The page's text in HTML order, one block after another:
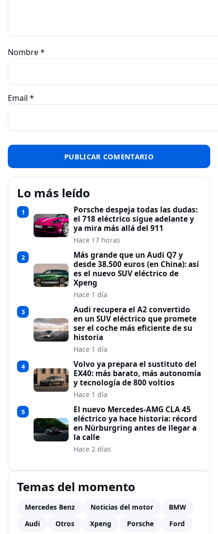
Nombre*
Email *
Lo más leído
1
Porsche despeja todas las dudas:
el 718 eléctrico sigue adelante y
ya mira más allá del 911
Hace 17 horas
2
Más grande que un Audi Q7 y
desde 38.500 euros (en China): así
es el nuevo SUV eléctrico de
Xpeng
Hace 1 día
3
Audi recupera el A2 convertido
en un SUV eléctrico que promete
ser el coche más eficiente de su
historia
Hace 1 día
4
Volvo ya prepara el sustituto del
EX40: más barato, más autonomía
y tecnología de 800 voltios
Hace 1 día
5
El nuevo Mercedes-AMG CLA 45
eléctrico ya hace historia: récord
en Nürburgring antes de llegar a
la calle
Hace 2 días
Temas del momento
Mercedes Benz Noticias del motor
BMW
Audi
Otros Xpeng Porsche Ford